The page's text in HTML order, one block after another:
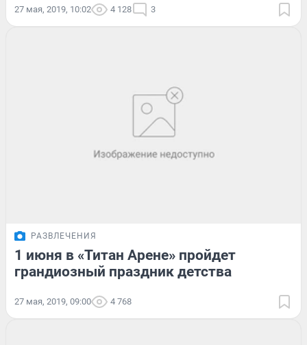
27 мая, 2019, 10:02 4 128 3
РАЗВЛЕЧЕНИЯ
1 июня в «Титан Арене» пройдет
грандиозный праздник детства
27 мая, 2019, 09:00 4 768